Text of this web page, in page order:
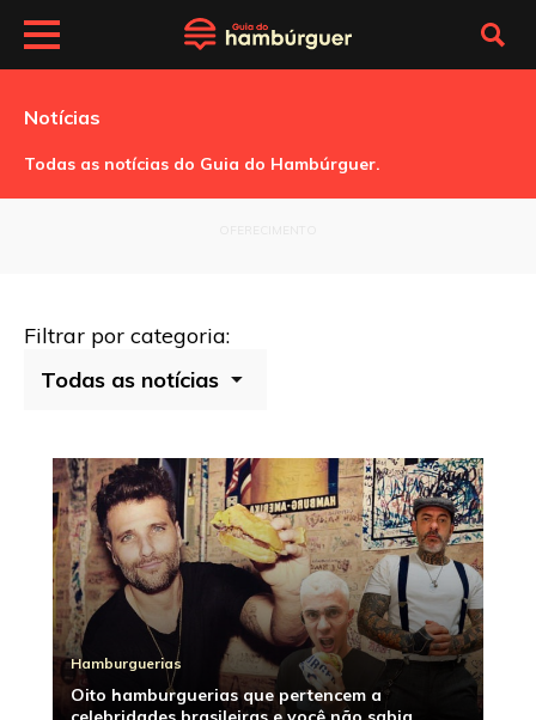
Notícias
Todas as notícias do Guia do Hambúrguer.
Filtrar por categoria:
Hamburguerias
Oito hamburguerias que pertencem a